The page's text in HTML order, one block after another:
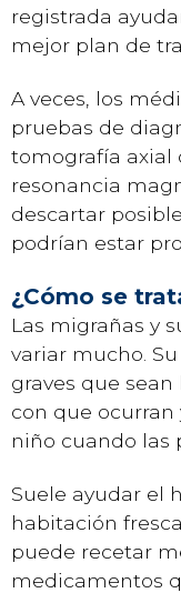
registrada
mejor plan de
A veces, los
pruebas de
tomografía axial
resonancia
descartar
podrían estar
¿Cómo se
Las migrañas y
variar mucho.
graves que
con que
niño cuando las
Suele ayudar el
habitación
puede recetar
medicamentos